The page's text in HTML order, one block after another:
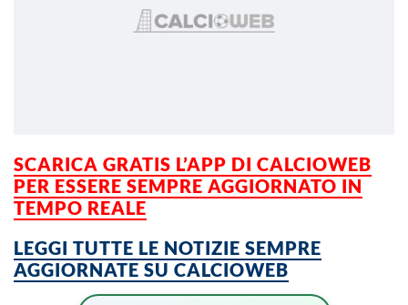
SCARICA GRATIS L’APP DI CALCIOWEB
PER ESSERE SEMPRE AGGIORNATO IN
TEMPO REALE
LEGGI TUTTE LE NOTIZIE SEMPRE
AGGIORNATE SU CALCIOWEB